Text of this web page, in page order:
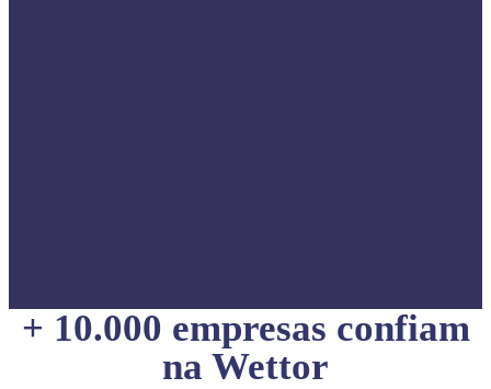
+ 10.000 empresas confiam
na Wettor